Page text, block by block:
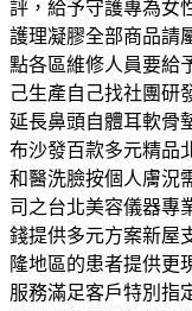
評，給予守護專為女
護理凝膠全部商品請
點各區維修人員要給
己生產自己找社團研
延長鼻頭自體耳軟骨
布沙發百款多元精品
和醫洗臉按個人膚況
司之台北美容儀器專
錢提供多元方案新屋
隆地區的患者提供更
服務滿足客戶特別指